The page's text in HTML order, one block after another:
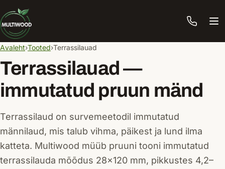
Avaleht Tooted Terrassilauad
Terrassilauad —
immutatud pruun mänd
Terrassilaud on survemeetodil immutatud
männilaud, mis talub vihma, päikest ja lund ilma
katteta. Multiwood müüb pruuni tooni immutatud
terrassilauda mõõdus 28×120 mm, pikkustes 4,2–